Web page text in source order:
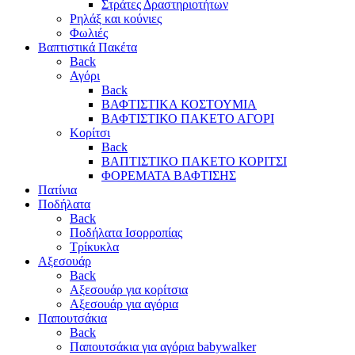
Στράτες Δραστηριοτήτων
Ρηλάξ και κούνιες
Φωλιές
Βαπτιστικά Πακέτα
Back
Αγόρι
Back
ΒΑΦΤΙΣΤΙΚΑ ΚΟΣΤΟΥΜΙΑ
ΒΑΦΤΙΣΤΙΚΟ ΠΑΚΕΤΟ ΑΓΟΡΙ
Κορίτσι
Back
ΒΑΠΤΙΣΤΙΚΟ ΠΑΚΕΤΟ ΚΟΡΙΤΣΙ
ΦΟΡΕΜΑΤΑ ΒΑΦΤΙΣΗΣ
Πατίνια
Ποδήλατα
Back
Ποδήλατα Ισορροπίας
Τρίκυκλα
Αξεσουάρ
Back
Αξεσουάρ για κορίτσια
Αξεσουάρ για αγόρια
Παπουτσάκια
Back
Παπουτσάκια για αγόρια babywalker